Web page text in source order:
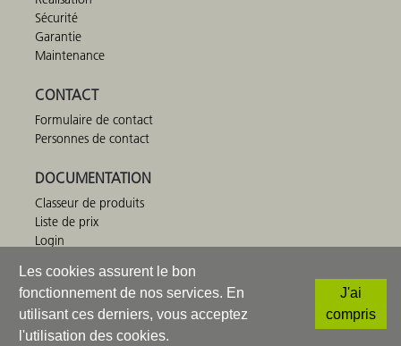
Sécurité
Garantie
Maintenance
CONTACT
Formulaire de contact
Personnes de contact
DOCUMENTATION
Classeur de produits
Liste de prix
Login
HINNEN Equipements de jeux SA
Tel +41 41 672 91 11
info@bimbo.ch